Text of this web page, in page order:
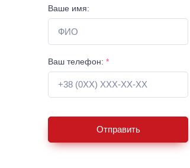
Ваше имя:
Ваш телефон: *
Отправить